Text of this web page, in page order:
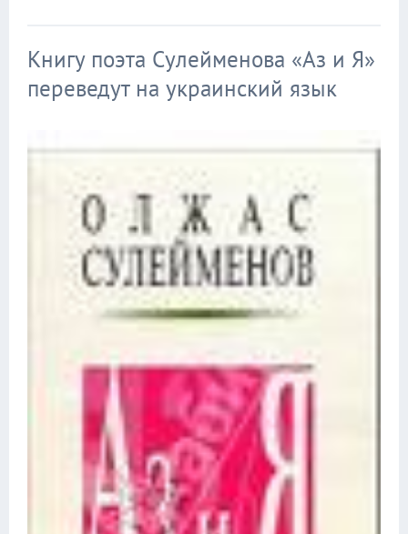
Книгу поэта Сулейменова «Аз и Я»
переведут на украинский язык